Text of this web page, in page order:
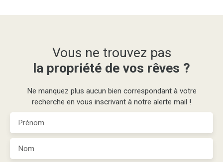
Vous ne trouvez pas
la propriété de vos rêves ?
Ne manquez plus aucun bien correspondant à votre
recherche en vous inscrivant à notre alerte mail !
Prénom
Nom